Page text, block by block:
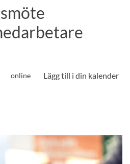
VälkomstbrevPersonal
online